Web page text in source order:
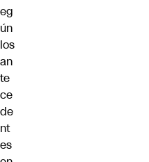
eg
ún
los
an
te
ce
de
nt
es